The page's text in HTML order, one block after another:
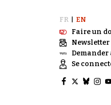
FR
EN
Faire un
Newsletter
Demander
Se